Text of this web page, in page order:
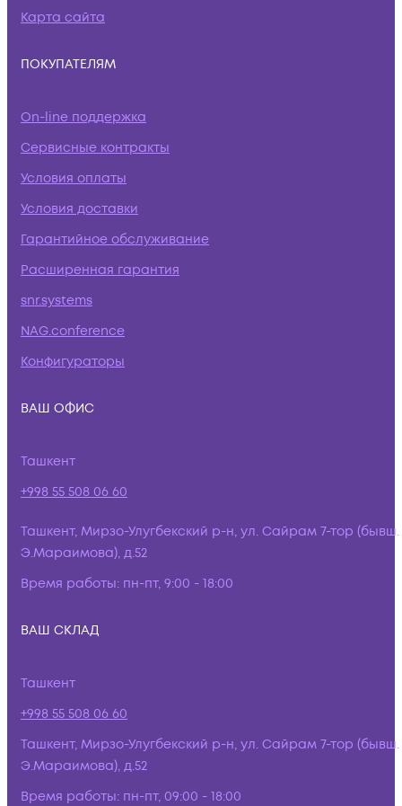
Карта сайта
ПОКУПАТЕЛЯМ
On-line поддержка
Сервисные контракты
Условия оплаты
Условия доставки
Гарантийное обслуживание
Расширенная гарантия
snr.systems
NAG.conference
Конфигураторы
ВАШ ОФИС
Ташкент
+998 55 508 06 60
Ташкент, Мирзо-Улугбекский р-н, ул. Сайрам 7-тор (бывш.
Э.Мараимова), д.52
Время работы: пн-пт, 9:00 - 18:00
ВАШ СКЛАД
Ташкент
+998 55 508 06 60
Ташкент, Мирзо-Улугбекский р-н, ул. Сайрам 7-тор (бывш.
Э.Мараимова), д.52
Время работы: пн-пт, 09:00 - 18:00